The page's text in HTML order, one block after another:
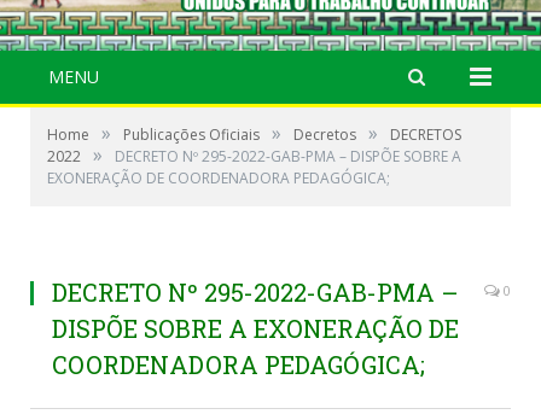
MENU
Home » Publicações Oficiais » Decretos »
DECRETOS
2022 »
DECRETO Nº 295-2022-GAB-PMA – DISPÕE SOBRE A
EXONERAÇÃO DE COORDENADORA PEDAGÓGICA;
DECRETO Nº 295-2022-GAB-PMA –
DISPÕE SOBRE A EXONERAÇÃO DE
COORDENADORA PEDAGÓGICA;
0